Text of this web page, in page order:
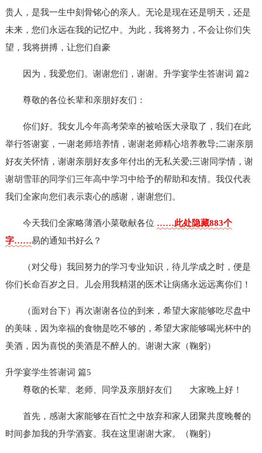
贵人，是我一生中刻骨铭心的亲人。无论是现在还是明天，还是
未来，您们永远在我的记忆中。为此，我将努力，不会让你们失
望，我将拼搏，让您们自豪
因为，我爱您们。谢谢您们，谢谢。 升学宴学生答谢词 篇2
尊敬的各位长辈和亲朋好友们：
你们好。我女儿今年高考荣幸的被哈医大录取了，我们在此
举行答谢宴，一谢老师培养情，谢谢老师精心培养教导;二谢亲朋
好友关怀情，谢谢亲朋好友多年付出的无私关爱;三谢同学情，谢
谢胡雪菲的同学们三年高中学习中给予的帮助和友情。我仅代表
我们全家向您们表示衷心的感谢，谢谢您们。
今天我们全家略薄酒小菜敬献各位 ……此处隐藏883个
字……易的通知书好么？
（对父母）我回努力的学习专业知识，待儿学成之时，便是
你们长命百岁之日。儿会用我精湛的医术让病痛永远远离你们！
（面对台下）再次谢谢各位的到来，希望大家能够吃尽盘中
的美味，因为幸福的食物是吃不够的，希望大家能够喝光杯中的
美酒，因为喜悦的美酒是不醉人的。谢谢大家（鞠躬）
升学宴学生答谢词 篇5
尊敬的长辈、老师、同学及亲朋好友们
大家晚上好！
首先，感谢大家能够在百忙之中放弃和家人团聚共度晚餐的
时间参加我的升学酒宴。我在这里谢谢大家。（鞠躬）